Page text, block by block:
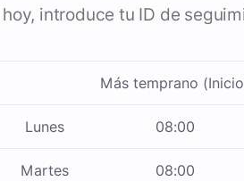
hoy, introduce tu ID de
Más temprano
Lunes 08:00
Martes 08:00